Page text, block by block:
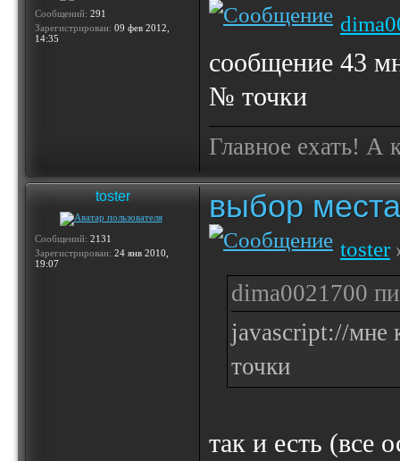
Сообщений: 291
Зарегистрирован: 09 фев 2012,
14:35
сообщение 43
№ точки
Главное ехать! А
toster
Сообщений: 2131
Зарегистрирован: 24 янв 2010,
19:07
выбор
toster
dima0021700
javascript://мне
точки
так и есть (все